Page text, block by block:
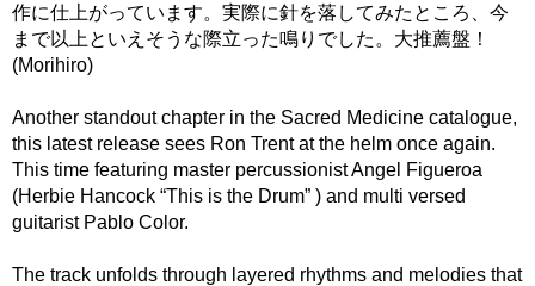
作に仕上がっています。実際に針を落してみたところ、今
まで以上といえそうな際立った鳴りでした。大推薦盤！
(Morihiro)
Another standout chapter in the Sacred Medicine catalogue,
this latest release sees Ron Trent at the helm once again.
This time featuring master percussionist Angel Figueroa
(Herbie Hancock “This is the Drum” ) and multi versed
guitarist Pablo Color.
The track unfolds through layered rhythms and melodies that